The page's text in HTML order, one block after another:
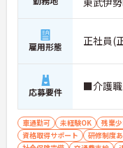
雇用形態 正社員(
応募要件 ■介護職
車通勤可 未経験OK 残業
資格取得サポート
研修制度